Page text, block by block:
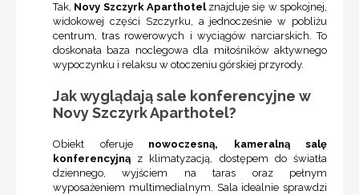
Tak, Novy Szczyrk Aparthotelznajduje się w spokojnej,
widokowej części Szczyrku, a jednocześnie w pobliżu
centrum, tras rowerowych i wyciągów narciarskich. To
doskonała baza noclegowa dla miłośników aktywnego
wypoczynku i relaksu w otoczeniu górskiej przyrody.
Jak wyglądają sale konferencyjne w
Novy Szczyrk Aparthotel?
Obiekt oferuje nowoczesną, kameralną salę
konferencyjną z klimatyzacją, dostępem do światła
dziennego, wyjściem na taras oraz pełnym
wyposażeniem multimedialnym. Sala idealnie sprawdzi